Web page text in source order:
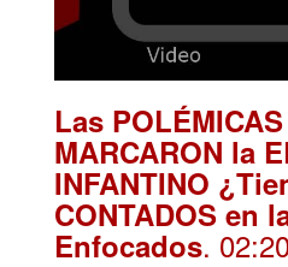
Las
MARCARON la
INFANTINO
CONTADOS en
Enfocados.